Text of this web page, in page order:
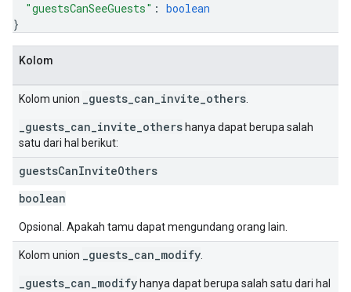
"guestsCanSeeGuests" : boolean
}
Kolom
Kolom union _guests_can_invite_others
_guests_can_invite_others hanya dapat berupa salah
satu dari hal berikut:
guestsCanInviteOthers
boolean
Opsional. Apakah tamu dapat mengundang orang lain.
Kolom union _guests_can_modify
_guests_can_modify hanya dapat berupa salah satu dari hal